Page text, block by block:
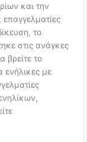
και την
το
στις ανάγκες
βρείτε το
ενήλικες με